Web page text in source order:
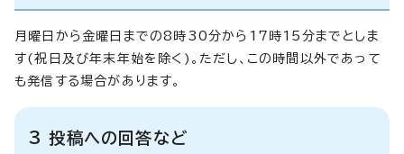
月曜日から金曜日までの8時30分から17時15分までとしま
す(祝日及び年末年始を除く)。ただし、この時間以外であって
も発信する場合があります。
3 投稿への回答など